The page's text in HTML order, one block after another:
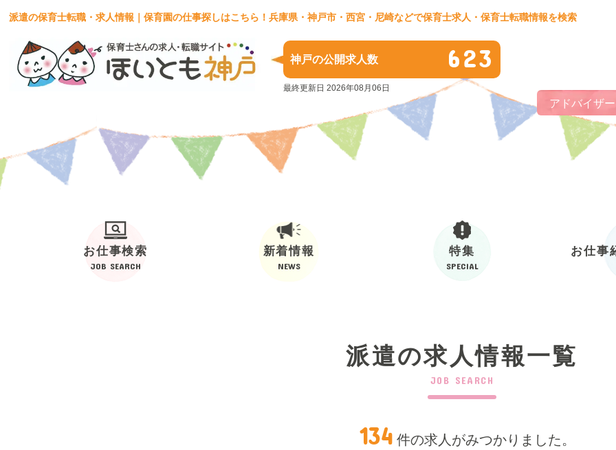
派遣の保育士転職・求人情報｜保育園の仕事探しはこちら！兵庫県・神戸市・西宮・尼崎などで保育士求人・保育士転職情報を検索
神戸の公開求人数 623
最終更新日 2026年08月06日
アドバイザ
お仕事検索
JOB SEARCH
新着情報
NEWS
特集
SPECIAL
お仕事
派遣の求人情報一覧
JOB SEARCH
134 件の求人がみつかりました。